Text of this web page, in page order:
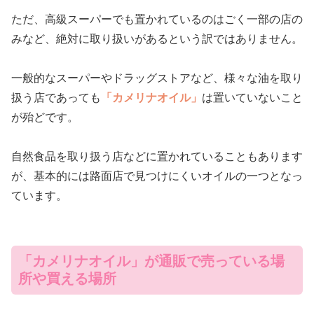
ただ、高級スーパーでも置かれているのはごく一部の店の
みなど、絶対に取り扱いがあるという訳ではありません。
一般的なスーパーやドラッグストアなど、様々な油を取り
扱う店であっても
「カメリナオイル」 は置いていないこと
が殆どです。
自然食品を取り扱う店などに置かれていることもあります
が、基本的には路面店で見つけにくいオイルの一つとなっ
ています。
「カメリナオイル」が通販で売っている場
所や買える場所